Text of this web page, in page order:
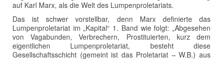
auf Karl Marx, als die Welt des Lumpenproletariats.
Das ist schwer vorstellbar, denn Marx definierte das
Lumpenproletariat im „Kapital“ 1. Band wie folgt: „Abgesehen
von Vagabunden, Verbrechern, Prostituierten, kurz dem
eigentlichen Lumpenproletariat, besteht diese
Gesellschaftsschicht (gemeint ist das Proletariat – W.B.) aus